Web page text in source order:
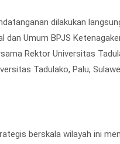
dilakukan
dan Umum BPJS
Rektor Universitas
Tadulako, Palu,
berskala wilayah ini